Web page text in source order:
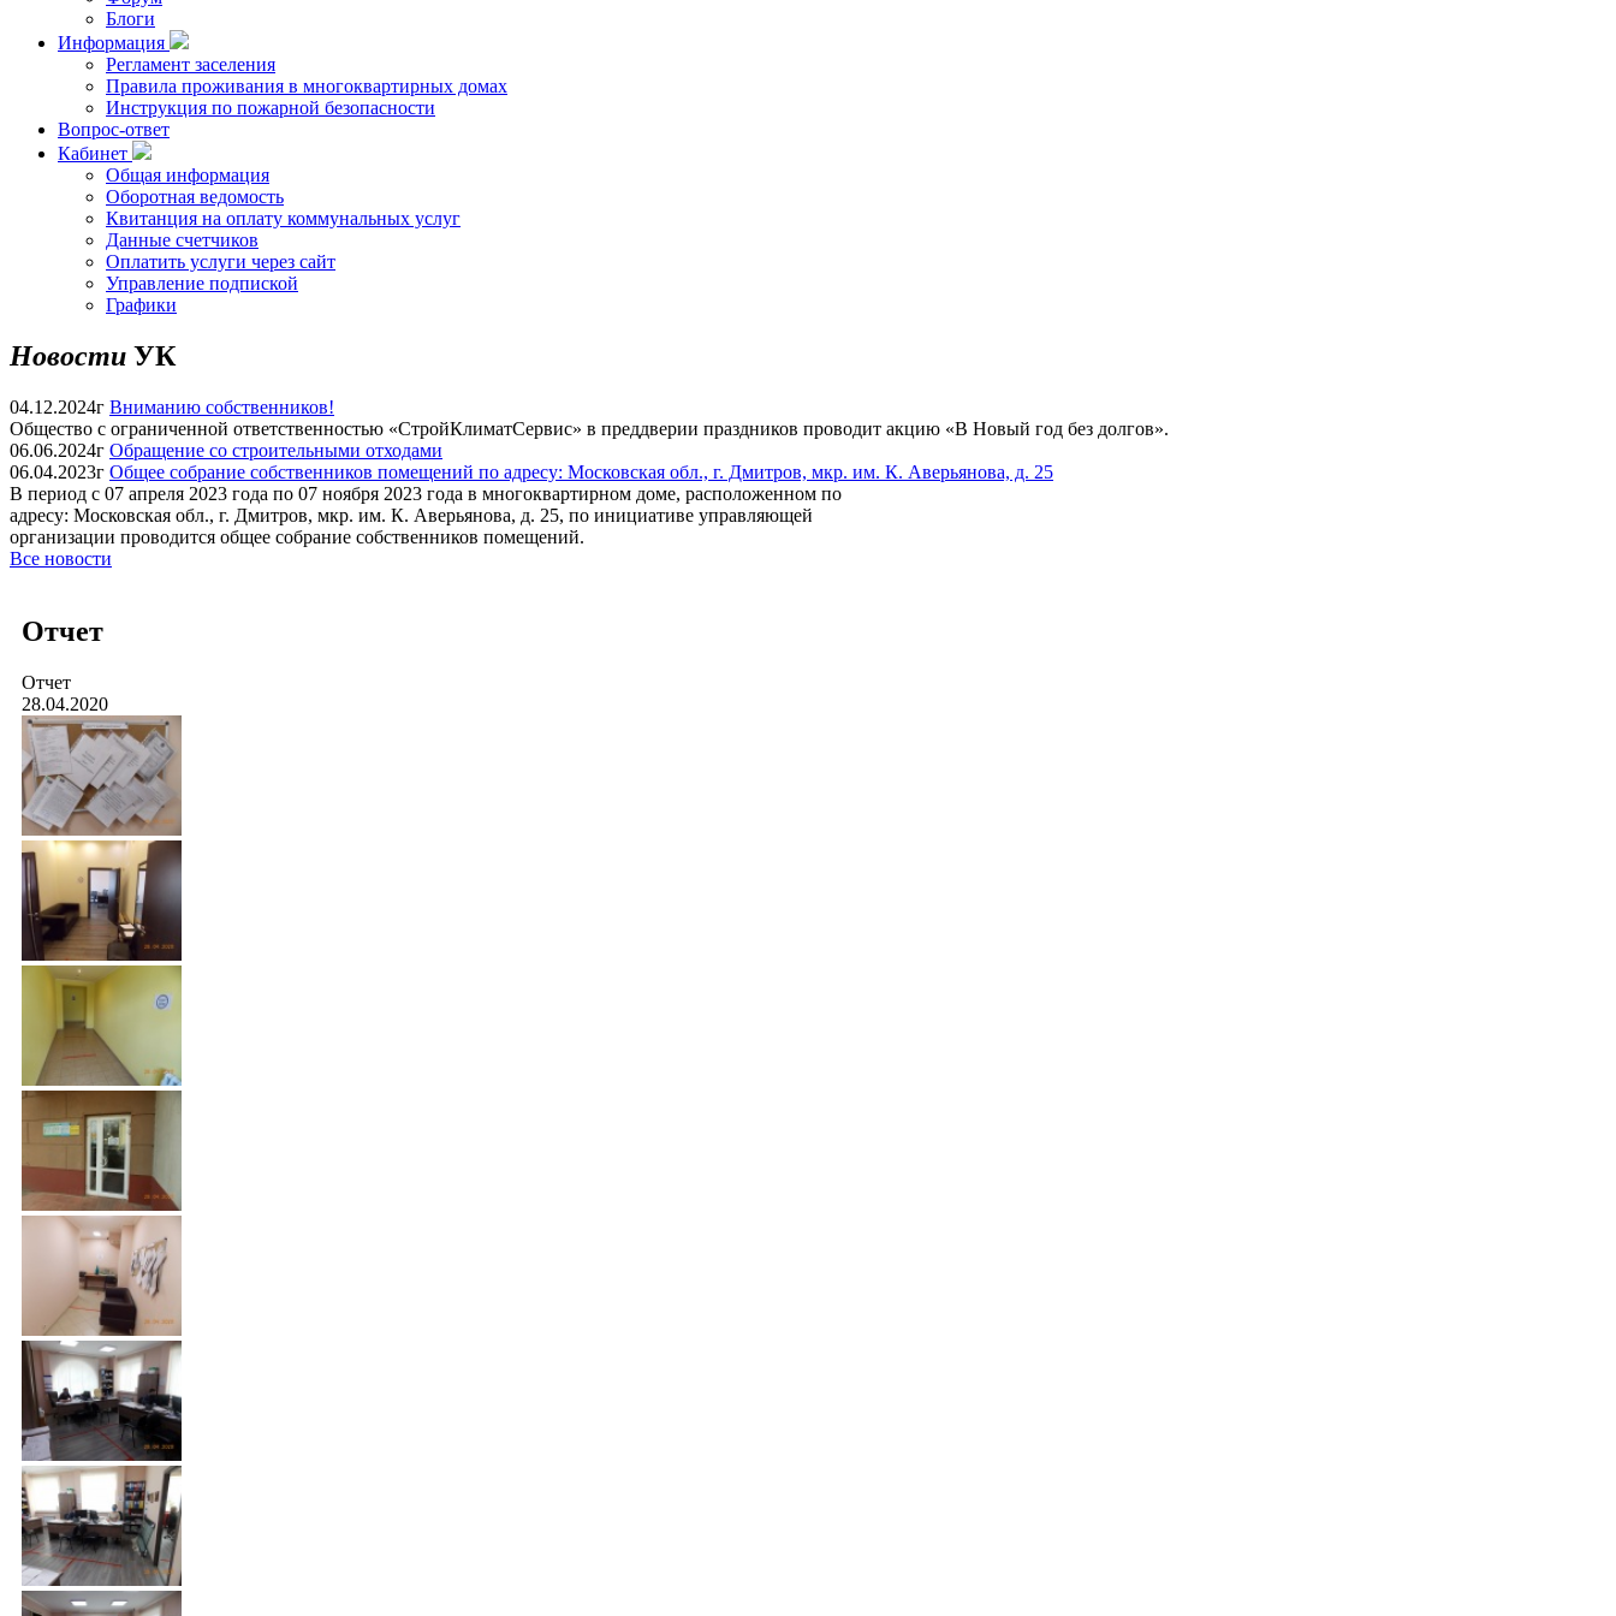
Блоги
Информация
Регламент заселения
Правила проживания в многоквартирных домах
Инструкция по пожарной безопасности
Вопрос-ответ
Кабинет
Общая информация
Оборотная ведомость
Квитанция на оплату коммунальных услуг
Данные счетчиков
Оплатить услуги через сайт
Управление подпиской
Графики
Новости УК
04.12.2024г Вниманию собственников!
Общество с ограниченной ответственностью «СтройКлиматСервис» в преддверии праздников проводит акцию «В Новый год без долгов».
06.06.2024г Обращение со строительными отходами
06.04.2023г Общее собрание собственников помещений по адресу: Московская обл., г. Дмитров, мкр. им. К. Аверьянова, д. 25
В период с 07 апреля 2023 года по 07 ноября 2023 года в многоквартирном доме, расположенном по
адресу: Московская обл., г. Дмитров, мкр. им. К. Аверьянова, д. 25, по инициативе управляющей
организации проводится общее собрание собственников помещений.
Все новости
Отчет
Отчет
28.04.2020